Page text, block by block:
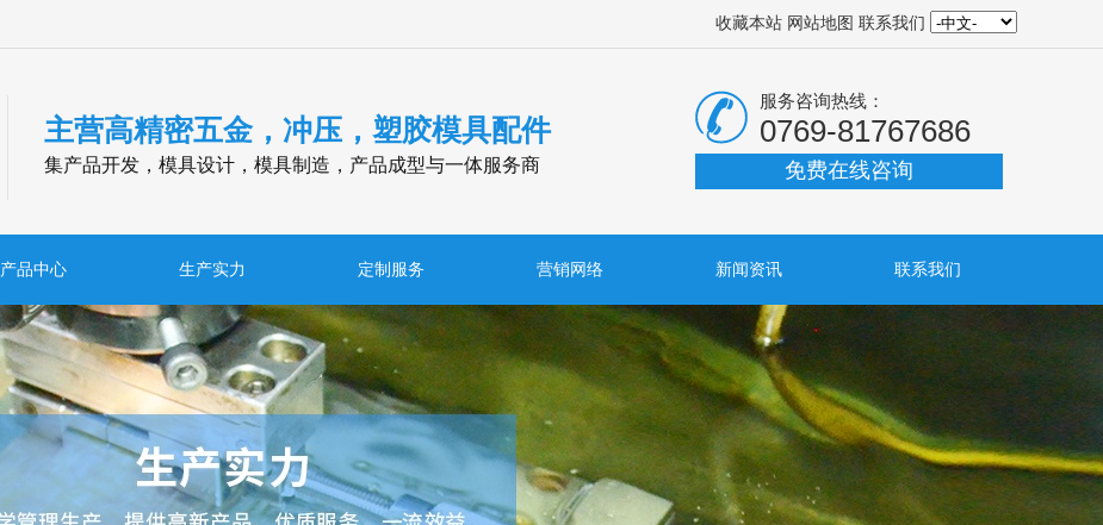
收藏本站 网站地图 联系我们
主营高精密五金，冲压，塑胶模具配件
集产品开发，模具设计，模具制造，产品成型与一体服务商
服务咨询热线：
0769-81767686
免费在线咨询
产品中心 生产实力 定制服务 营销网络 新闻资讯 联系我们